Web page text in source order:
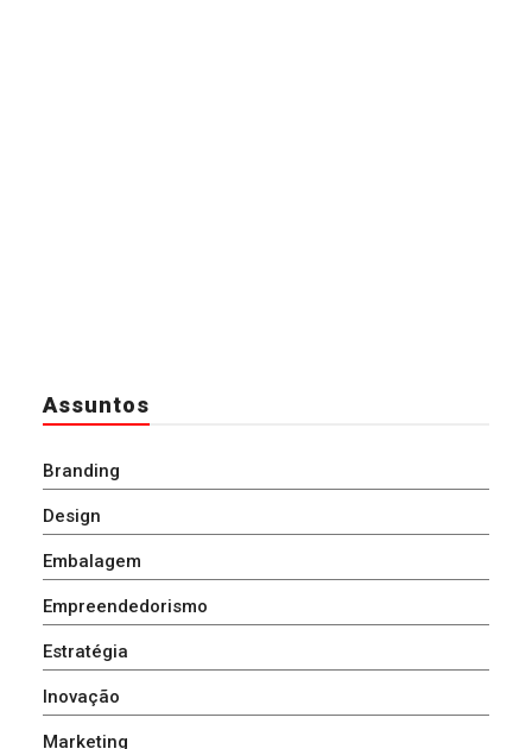
Assuntos
Branding
Design
Embalagem
Empreendedorismo
Estratégia
Inovação
Marketing